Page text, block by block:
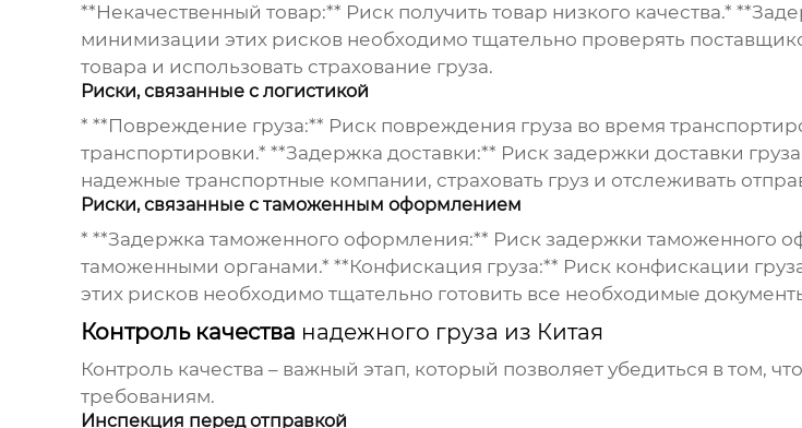
**Некачественный товар:** Риск получить товар низкого качества.*
минимизации этих рисков необходимо тщательно проверять
товара и использовать страхование груза.
Риски, связанные с логистикой
* **Повреждение груза:** Риск повреждения груза во время
транспортировки.* **Задержка доставки:** Риск задержки доставки
надежные транспортные компании, страховать груз и отслеживать
Риски, связанные с таможенным оформлением
* **Задержка таможенного оформления:** Риск задержки таможенного
таможенными органами.* **Конфискация груза:** Риск конфискации
этих рисков необходимо тщательно готовить все необходимые
Контроль качества надежного груза из Китая
Контроль качества – важный этап, который позволяет убедиться в том,
требованиям.
Инспекция перед отправкой